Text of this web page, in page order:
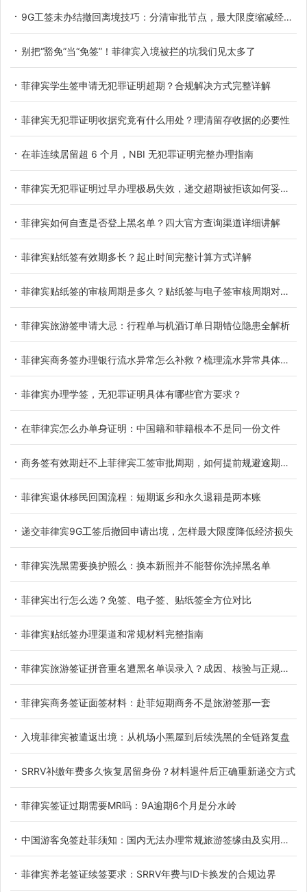
9G工签未办结撤回离境技巧：分清审批节点，最大限度缩减经济损失
别把“豁免”当“免签”！菲律宾入境被拦的坑我们见太多了
菲律宾学生签申请无犯罪证明超期？合规解决方式完整详解
菲律宾无犯罪证明收据究竟有什么用处？理清留存收据的必要性
在菲连续居留超 6 个月，NBI 无犯罪证明完整办理指南
菲律宾无犯罪证明过早办理极易失效，递交超期被拒该如何妥善应对
菲律宾如何自查是否登上黑名单？四大官方查询渠道详细讲解
菲律宾贴纸签有效期多长？起止时间完整计算方式详解
菲律宾贴纸签的审核周期是多久？贴纸签与电子签审核周期对比参考
菲律宾旅游签申请大忌：行程单与机酒订单日期错位隐患全解析
菲律宾商务签办理银行流水异常怎么补救？梳理流水异常具体类型
菲律宾办理学签，无犯罪证明具体有哪些官方要求？
在菲律宾怎么办单身证明：中国籍和菲籍根本不是同一份文件
商务签有效期赶不上菲律宾工签审批周期，如何提前规避逾期滞留
菲律宾退休移民回国流程：短期返乡和永久退籍是两本账
递交菲律宾9G工签后撤回申请出境，怎样最大限度降低经济损失
菲律宾洗黑需要换护照么：换本新照并不能替你洗掉黑名单
菲律宾出行怎么选？免签、电子签、贴纸签全方位对比
菲律宾贴纸签办理渠道和常规材料完整指南
菲律宾旅游签证拼音重名遭黑名单误录入？成因、核验与正规解决办法
菲律宾商务签证面签材料：赴菲短期商务不是旅游签那一套
入境菲律宾被遣返出境：从机场小黑屋到后续洗黑的全链路复盘
SRRV补缴年费多久恢复居留身份？材料退件后正确重新递交方式
菲律宾签证过期需要MR吗：9A逾期6个月是分水岭
中国游客免签赴菲须知：国内无法办理常规旅游签缘由及实用替代方案
菲律宾养老签证续签要求：SRRV年费与ID卡换发的合规边界